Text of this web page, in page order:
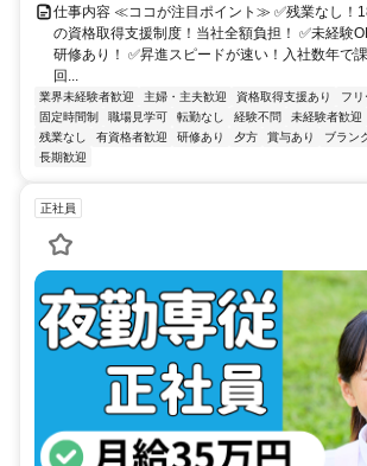
仕事内容 ≪ココが注目ポイント≫ ✅残業なし！
の資格取得支援制度！当社全額負担！ ✅未経験
研修あり！ ✅昇進スピードが速い！入社数年で
回...
業界未経験者歓迎 主婦・主夫歓迎 資格取得支援あり フ
固定時間制
職場見学可 転勤なし 経験不問 未経験者歓迎
残業なし
有資格者歓迎 研修あり 夕方 賞与あり ブラン
長期歓迎
正社員